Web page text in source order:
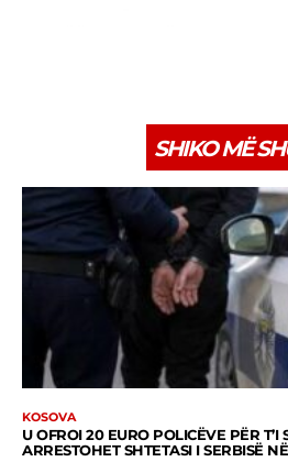
SHIKO MË
KOSOVA
U OFROI 20 EURO POLICËVE PËR T’I
ARRESTOHET SHTETASI I SERBISË